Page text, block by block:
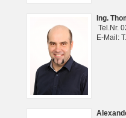
Ing.
Tel.Nr.
E-Mail: